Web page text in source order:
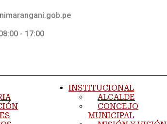
- 17:00
INSTITUCIONAL
ALCALDE
CONCEJO
MUNICIPAL